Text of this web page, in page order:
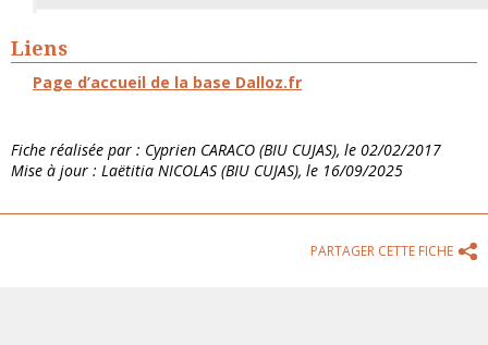
Liens
Page d’accueil de la base Dalloz.fr
Fiche réalisée par : Cyprien CARACO (BIU CUJAS), le 02/02/2017
Mise à jour : Laëtitia NICOLAS (BIU CUJAS), le 16/09/2025
PARTAGER CETTE FICHE